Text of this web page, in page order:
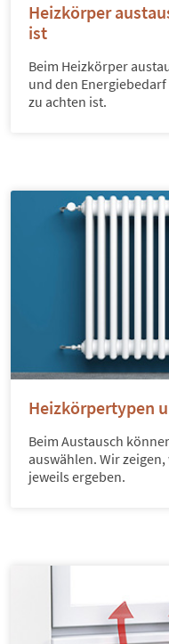
Heizkörper
ist
Beim Heizkörper
und den
zu achten ist.
Heizkörpertypen
Beim Austausch
auswählen. Wir
jeweils ergeben.